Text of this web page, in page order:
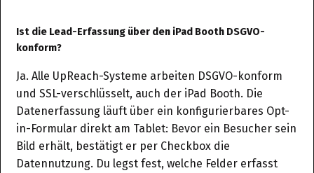
Ist die Lead-Erfassung über den iPad Booth DSGVO-
konform?
Ja. Alle UpReach-Systeme arbeiten DSGVO-konform
und SSL-verschlüsselt, auch der iPad Booth. Die
Datenerfassung läuft über ein konfigurierbares Opt-
in-Formular direkt am Tablet: Bevor ein Besucher sein
Bild erhält, bestätigt er per Checkbox die
Datennutzung. Du legst fest, welche Felder erfasst